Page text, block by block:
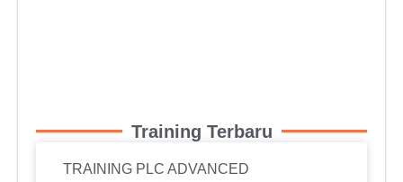
Training Terbaru
TRAINING PLC ADVANCED